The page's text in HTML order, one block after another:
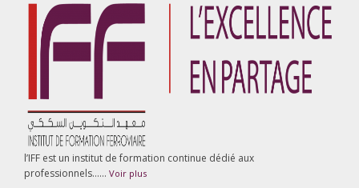
l’IFF est un institut de formation continue dédié aux
professionnels…… Voir plus